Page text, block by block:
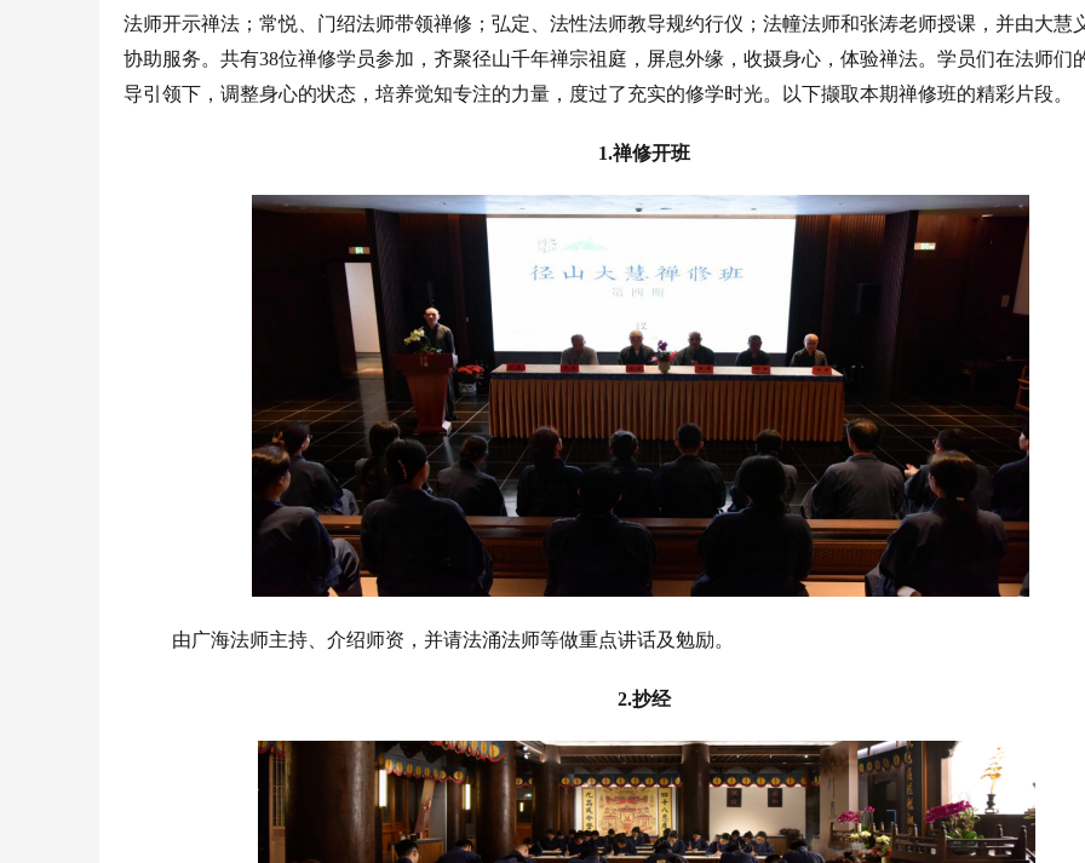
法师开示禅法；常悦、门绍法师带领禅修；弘定、法性法师教导规约行仪；法幢法师和张涛老师授课，并由大慧
协助服务。共有38位禅修学员参加，齐聚径山千年禅宗祖庭，屏息外缘，收摄身心，体验禅法。学员们在法师们
导引领下，调整身心的状态，培养觉知专注的力量，度过了充实的修学时光。以下撷取本期禅修班的精彩片段。
1.禅修开班
由广海法师主持、介绍师资，并请法涌法师等做重点讲话及勉励。
2.抄经